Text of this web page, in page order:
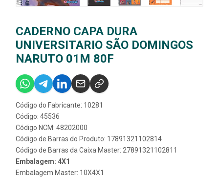
CADERNO CAPA DURA
UNIVERSITARIO SÃO DOMINGOS
NARUTO 01M 80F
Código do Fabricante: 10281
Código: 45536
Código NCM: 48202000
Código de Barras do Produto: 17891321102814
Código de Barras da Caixa Master: 27891321102811
Embalagem: 4X1
Embalagem Master: 10X4X1